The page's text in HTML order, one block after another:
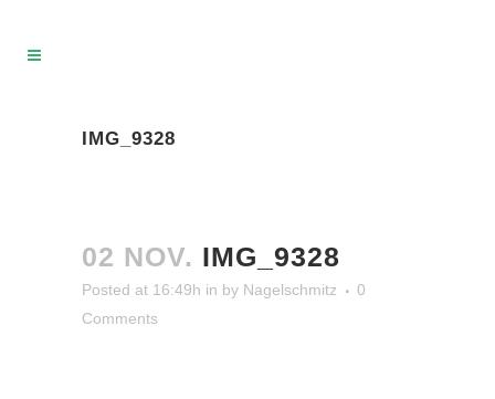
IMG_9328
02 NOV. IMG_9328
Posted at 16:49h in by Nagelschmitz
0
Comments